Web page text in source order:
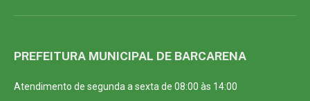
PREFEITURA MUNICIPAL DE BARCARENA
Atendimento de segunda a sexta de 08:00 às 14:00